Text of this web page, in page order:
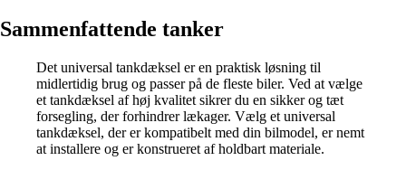
Sammenfattende tanker
Det universal tankdæksel er en praktisk løsning til
midlertidig brug og passer på de fleste biler. Ved at vælge
et tankdæksel af høj kvalitet sikrer du en sikker og tæt
forsegling, der forhindrer lækager. Vælg et universal
tankdæksel, der er kompatibelt med din bilmodel, er nemt
at installere og er konstrueret af holdbart materiale.